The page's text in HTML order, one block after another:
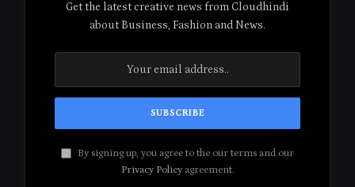
Get the latest creative news from Cloudhindi
about Business, Fashion and News.
By signing up, you agree to the our terms and our
Privacy Policyagreement.